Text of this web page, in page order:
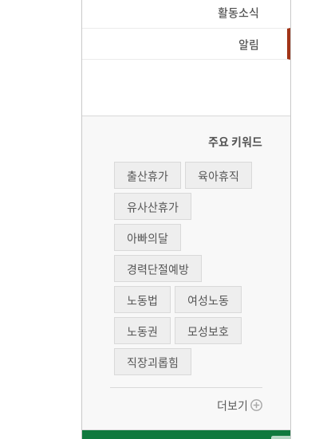
활동소식
알림
주요 키워드
출산휴가
육아휴직
유사산휴가
아빠의달
경력단절예방
노동법
여성노동
노동권
모성보호
직장괴롭힘
더보기